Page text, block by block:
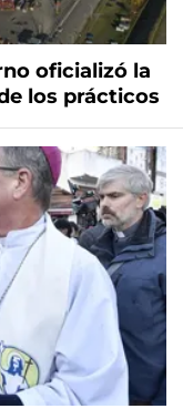
oficializó la
los prácticos